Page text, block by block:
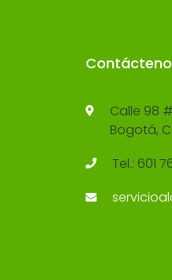
Calle 98
Bogotá,
Tel.: 601